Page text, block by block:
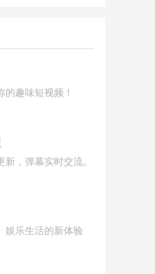
的趣味短视频！
新，弹幕实时交流。
娱乐生活的新体验